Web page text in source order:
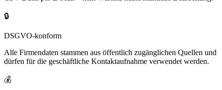
🔒
DSGVO-konform
Alle Firmendaten stammen aus öffentlich zugänglichen Quellen und
dürfen für die geschäftliche Kontaktaufnahme verwendet werden.
💰